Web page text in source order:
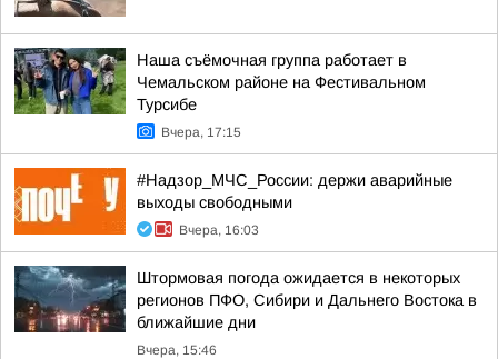
Наша съёмочная группа работает в
Чемальском районе на Фестивальном
Турсибе
Вчера, 17:15
#Надзор_МЧС_России: держи аварийные
выходы свободными
Вчера, 16:03
Штормовая погода ожидается в некоторых
регионов ПФО, Сибири и Дальнего Востока в
ближайшие дни
Вчера, 15:46